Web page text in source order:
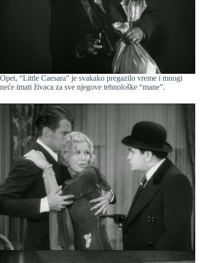
Opet, “Little Caesara” je svakako pregazilo vreme i mnogi
neće imati živaca za sve njegove tehnološke “mane”.